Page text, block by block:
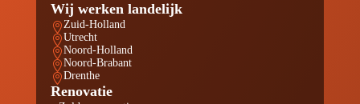
Wij werken landelijk
Zuid-Holland
Utrecht
Noord-Holland
Noord-Brabant
Drenthe
Renovatie